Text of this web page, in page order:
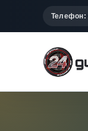
Телефон: